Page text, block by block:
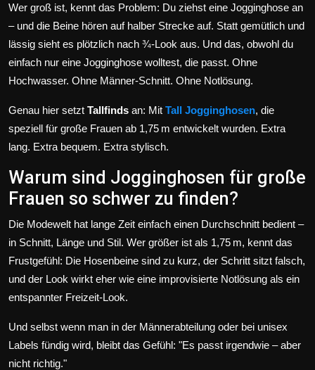
Wer groß ist, kennt das Problem: Du ziehst eine Jogginghose an
– und die Beine hören auf halber Strecke auf. Statt gemütlich und
lässig sieht es plötzlich nach ¾-Look aus. Und das, obwohl du
einfach nur eine Jogginghose wolltest, die passt. Ohne
Hochwasser. Ohne Männer-Schnitt. Ohne Notlösung.
Genau hier setzt Tallfinds an: Mit Tall Jogginghosen, die
speziell für große Frauen ab 1,75 m entwickelt wurden. Extra
lang. Extra bequem. Extra stylisch.
Warum sind Jogginghosen für große
Frauen so schwer zu finden?
Die Modewelt hat lange Zeit einfach einen Durchschnitt bedient –
in Schnitt, Länge und Stil. Wer größer ist als 1,75 m, kennt das
Frustgefühl: Die Hosenbeine sind zu kurz, der Schritt sitzt falsch,
und der Look wirkt eher wie eine improvisierte Notlösung als ein
entspannter Freizeit-Look.
Und selbst wenn man in der Männerabteilung oder bei unisex
Labels fündig wird, bleibt das Gefühl: "Es passt irgendwie – aber
nicht richtig."